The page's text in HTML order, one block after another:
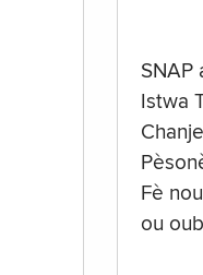
SNAP
Istwa
Fè
ou